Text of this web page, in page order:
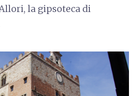
la gipsoteca di